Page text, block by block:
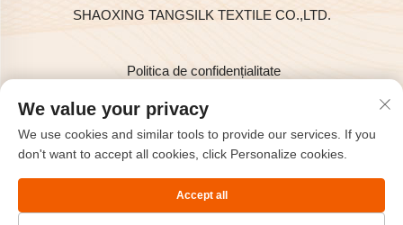
SHAOXING TANGSILK TEXTILE CO.,LTD.
Politica de confidențialitate
Drepturi de autor © 2025 de SHAOXING TANGSILK TEXTILE
CO.,LTD
Contactați-ne
Address: Rm801, 8F, Haizhou International, Keqiao, Shaoxing,
Zhejiang, China.
We value your privacy
We use cookies and similar tools to provide our services. If you
don't want to accept all cookies, click Personalize cookies.
Accept all